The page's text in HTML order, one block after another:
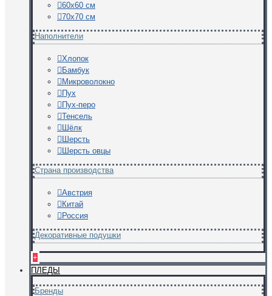
60х60 см
70х70 см
Наполнители
Хлопок
Бамбук
Микроволокно
Пух
Пух-перо
Тенсель
Шёлк
Шерсть
Шерсть овцы
Страна производства
Австрия
Китай
Россия
Декоративные подушки
+
ПЛЕДЫ
Бренды